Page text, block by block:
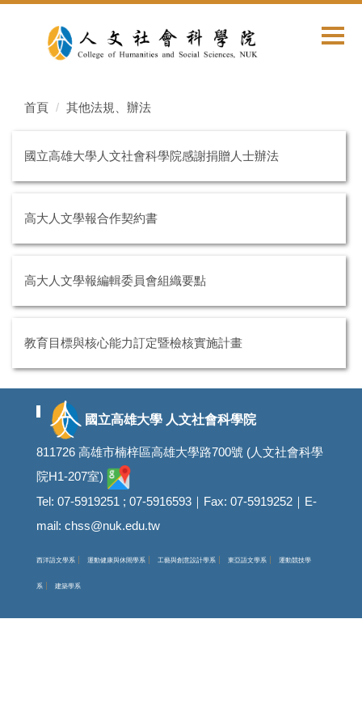
首頁 其他法規、辦法
國立高雄大學人文社會科學院感謝捐贈人士辦法
高大人文學報合作契約書
高大人文學報編輯委員會組織要點
教育目標與核心能力訂定暨檢核實施計畫
國立高雄大學 人文社會科學院
811726 高雄市楠梓區高雄大學路700號 (人文社會科學
院H1-207室)
Tel: 07-5919251 ; 07-5916593｜Fax: 07-5919252｜E-
mail: chss@nuk.edu.tw
西洋語文學系 運動健康與休閒學系 工藝與創意設計學系 東亞語文學系 運動競技學
系 建築學系